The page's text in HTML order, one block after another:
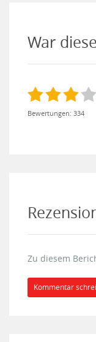
War
Bewertungen: 334
Zu diesem
Kommentar